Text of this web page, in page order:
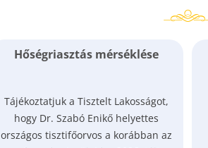
Hőségriasztás mérséklése
Tájékoztatjuk a Tisztelt Lakosságot,
hogy Dr. Szabó Enikő helyettes
országos tisztifőorvos a korábban az